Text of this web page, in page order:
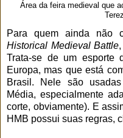
Área da feira medieval que
Para quem ainda não
Historical Medieval Battle
Trata-se de um esporte
Europa, mas que está
Brasil. Nele são
Média, especialmente
corte, obviamente). E
HMB possui suas regras,